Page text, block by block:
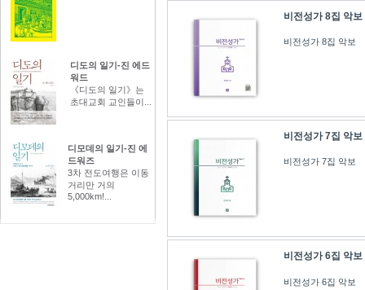
디도의 일기-진 에드
워드
《디도의 일기》는
초대교회 교인들이...
디모데의 일기-진 에
드워즈
3차 전도여행은 이동
거리만 거의
5,000km!...
비전성가 8집 악보
비전성가 8집 악보
비전성가 7집 악보
비전성가 7집 악보
비전성가 6집 악보
비전성가 6집 악보